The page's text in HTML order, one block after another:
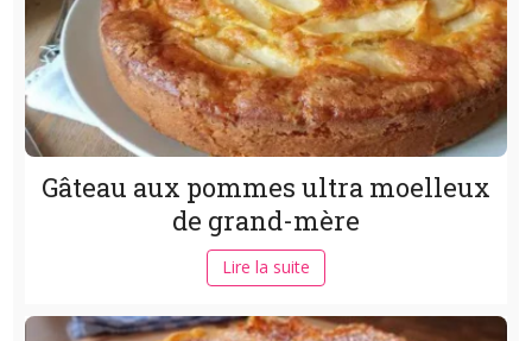
Gâteau aux pommes ultra moelleux
de grand-mère
Lire la suite